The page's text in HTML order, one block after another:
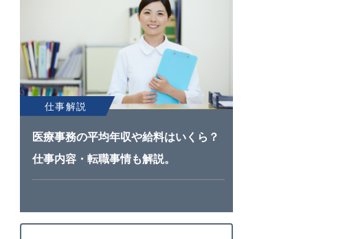
仕事解説
医療事務の平均年収や給料はいくら？
仕事内容・転職事情も解説。